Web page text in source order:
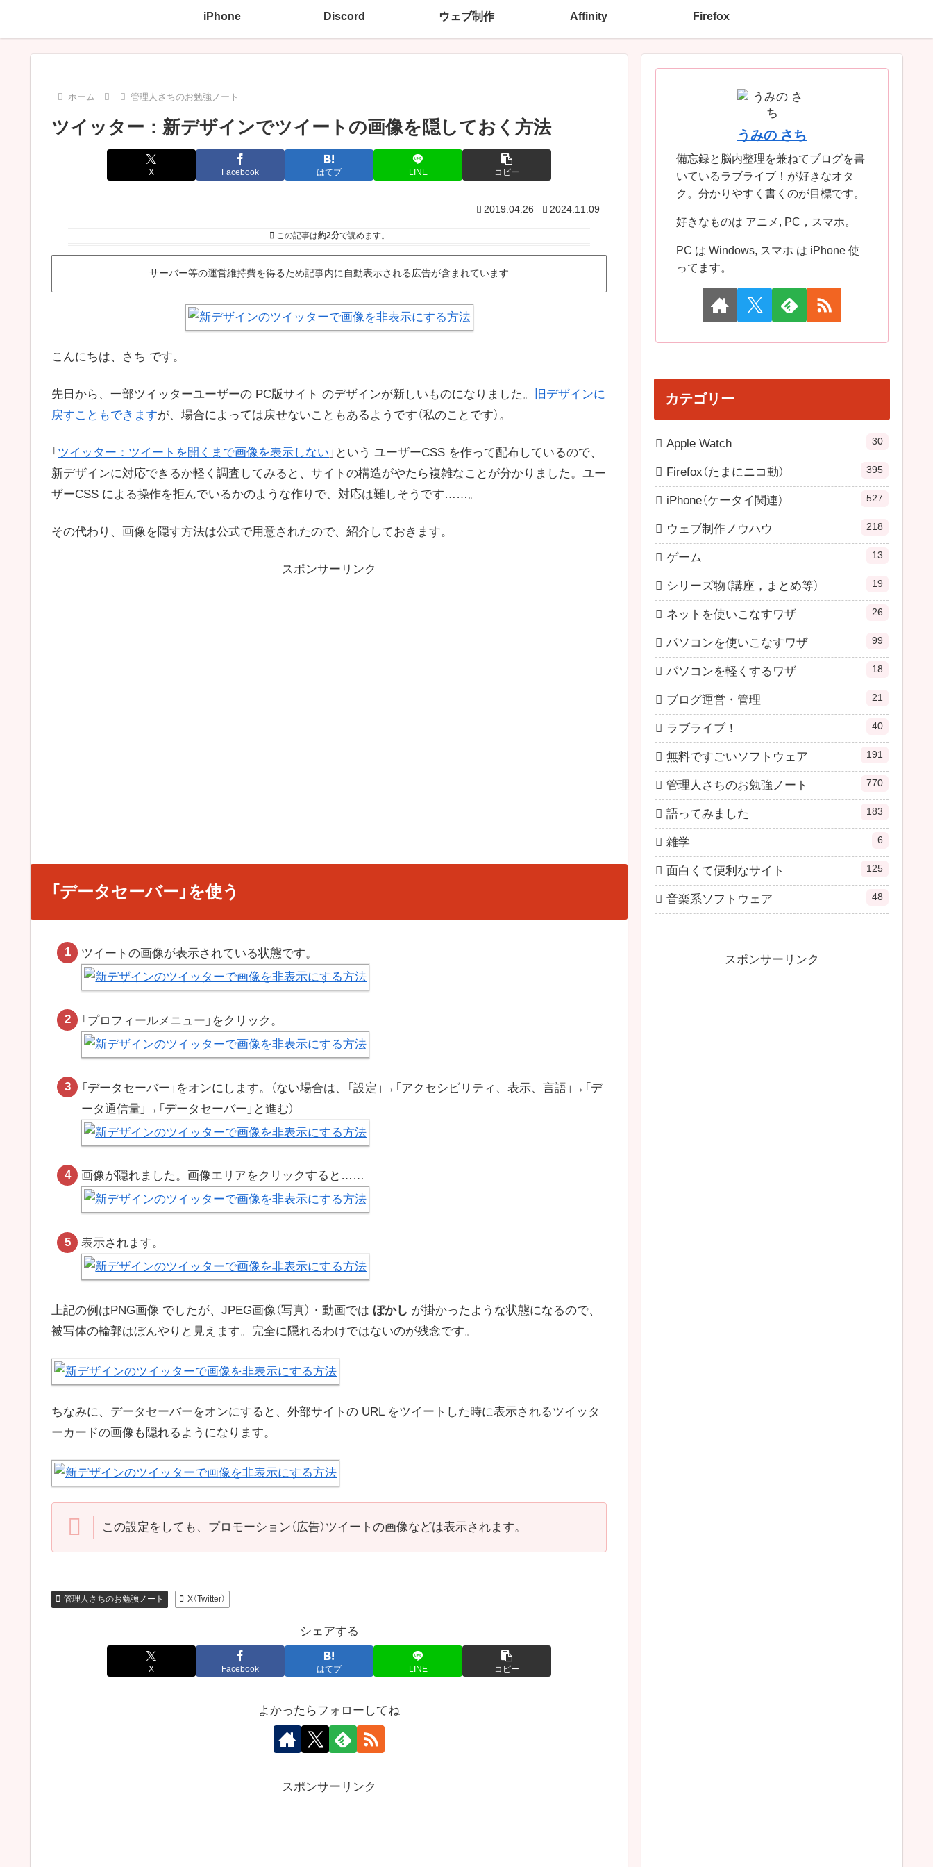
iPhone Discord ウェブ制作 Affinity Firefox
ホーム 管理人さちのお勉強ノート
ツイッター：新デザインでツイートの画像を隠しておく方法
X Facebook はてブ LINE コピー
2019.04.26 2024.11.09
この記事は約2分で読めます。
サーバー等の運営維持費を得るため記事内に自動表示される広告が含まれています
こんにちは、さち です。
先日から、一部ツイッターユーザーの PC版サイト のデザインが新しいものになりました。
旧デザインに
戻すこともできますが、場合によっては戻せないこともあるようです（私のことです）。
「 ツイッター：ツイートを開くまで画像を表示しない 」という ユーザーCSS を作って配布しているので、
新デザインに対応できるか軽く調査してみると、サイトの構造がやたら複雑なことが分かりました。ユー
ザーCSS による操作を拒んでいるかのような作りで、対応は難しそうです……。
その代わり、画像を隠す方法は公式で用意されたので、紹介しておきます。
スポンサーリンク
「データセーバー」を使う
ツイートの画像が表示されている状態です。
「プロフィールメニュー」をクリック。
「データセーバー」をオンにします。（ない場合は、「設定」→「アクセシビリティ、表示、言語」→「デ
ータ通信量」→「データセーバー」と進む）
画像が隠れました。画像エリアをクリックすると……
表示されます。
上記の例はPNG画像 でしたが、JPEG画像（写真）・動画では ぼかし が掛かったような状態になるので、
被写体の輪郭はぼんやりと見えます。完全に隠れるわけではないのが残念です。
ちなみに、データセーバーをオンにすると、外部サイトの URL をツイートした時に表示されるツイッタ
ーカードの画像も隠れるようになります。
この設定をしても、プロモーション（広告）ツイートの画像などは表示されます。
管理人さちのお勉強ノート X（Twitter）
シェアする
X Facebook はてブ LINE コピー
よかったらフォローしてね
スポンサーリンク
うみの さち
備忘録と脳内整理を兼ねてブログを書
いているラブライブ！が好きなオタ
ク。分かりやすく書くのが目標です。
好きなものは アニメ, PC，スマホ。
PC は Windows, スマホ は iPhone 使
ってます。
カテゴリー
Apple Watch 30
Firefox（たまにニコ動） 395
iPhone（ケータイ関連） 527
ウェブ制作ノウハウ 218
ゲーム 13
シリーズ物（講座，まとめ等） 19
ネットを使いこなすワザ 26
パソコンを使いこなすワザ 99
パソコンを軽くするワザ 18
ブログ運営・管理 21
ラブライブ！ 40
無料ですごいソフトウェア 191
管理人さちのお勉強ノート 770
語ってみました 183
雑学 6
面白くて便利なサイト 125
音楽系ソフトウェア 48
スポンサーリンク